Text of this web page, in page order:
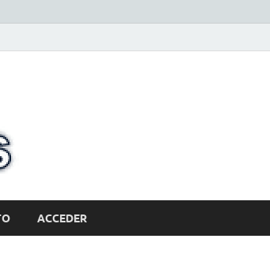
ACCEDER